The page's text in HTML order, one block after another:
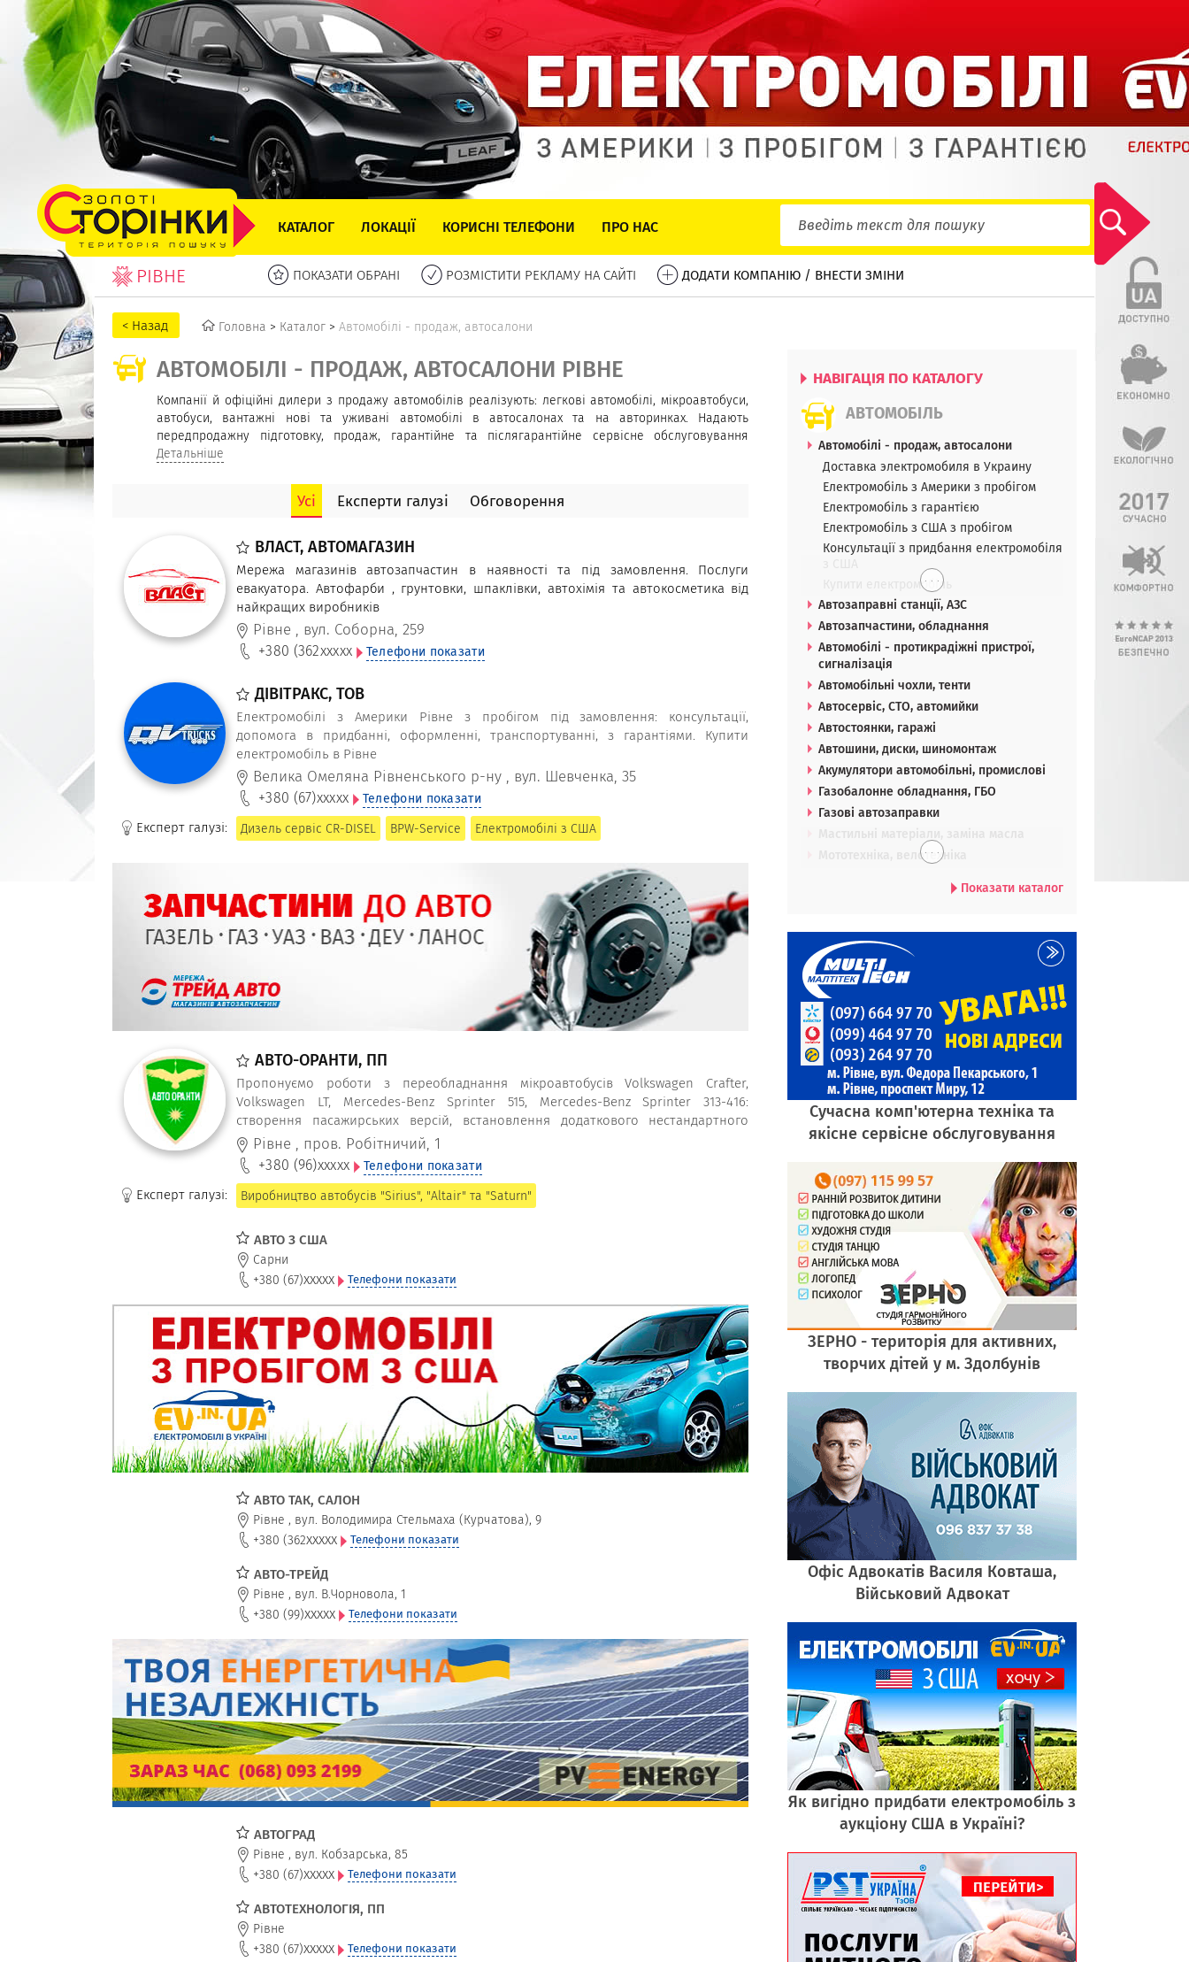
КАТАЛОГ ЛОКАЦІЇ КОРИСНІ ТЕЛЕФОНИ ПРО НАС
РІВНЕ ПОКАЗАТИ ОБРАНІ РОЗМІСТИТИ РЕКЛАМУ НА САЙТІ ДОДАТИ КОМПАНІЮ / ВНЕСТИ ЗМІНИ
Головна > Каталог > Автомобілі - продаж, автосалони
АВТОМОБІЛІ - ПРОДАЖ, АВТОСАЛОНИ РІВНЕ
Компанії й офіційні дилери з продажу автомобілів реалізують: легкові автомобілі, мікроавтобуси,
автобуси, вантажні нові та уживані автомобілі в автосалонах та на авторинках. Надають
передпродажну підготовку, продаж, гарантійне та післягарантійне сервісне обслуговування
легкових, вантажних автомобілів та автомобільних причепів. Швидко та легко купити автомобіль в
за програмою трейд-ін пропонують автосалони Рівного. Електромобілі під замовлення з США,
Канади, а також консультації з придбання електромобілів. Тест-драйв нових та вживаних
Детальніше
Усі Експерти галузі Обговорення
ВЛАСТ, АВТОМАГАЗИН
Мережа магазинів автозапчастин в наявності та під замовлення. Послуги
евакуатора. Автофарби , грунтовки, шпаклівки, автохімія та автокосметика від
найкращих виробників
Рівне , вул. Соборна, 259
+380 (362xxxxx Телефони показати
ДІВІТРАКС, ТОВ
Електромобілі з Америки Рівне з пробігом під замовлення: консультації,
допомога в придбанні, оформленні, транспортуванні, з гарантіями. Купити
електромобіль в Рівне
Велика Омеляна Рівненського р-ну , вул. Шевченка, 35
+380 (67)xxxxx Телефони показати
Експерт галузі: Дизель сервіс CR-DISEL BPW-Service Електромобілі з США
АВТО-ОРАНТИ, ПП
Пропонуємо роботи з переобладнання мікроавтобусів Volkswagen Crafter,
Volkswagen LT, Mercedes-Benz Sprinter 515, Mercedes-Benz Sprinter 313-416:
створення пасажирських версій, встановлення додаткового нестандартного
обладнання
Рівне , пров. Робітничий, 1
+380 (96)xxxxx Телефони показати
Експерт галузі: Виробництво автобусів "Sirius", "Altair" та "Saturn"
АВТО З США
Сарни
+380 (67)xxxxx Телефони показати
АВТО ТАК, САЛОН
Рівне , вул. Володимира Стельмаха (Курчатова), 9
+380 (362xxxxx Телефони показати
АВТО-ТРЕЙД
Рівне , вул. В.Чорновола, 1
+380 (99)xxxxx Телефони показати
АВТОГРАД
Рівне , вул. Кобзарська, 85
+380 (67)xxxxx Телефони показати
АВТОТЕХНОЛОГІЯ, ПП
Рівне
+380 (67)xxxxx Телефони показати
НАВІГАЦІЯ ПО КАТАЛОГУ
АВТОМОБІЛЬ
Автомобілі - продаж, автосалони
Доставка электромобиля в Украину
Електромобіль з Америки з пробігом
Електромобіль з гарантією
Електромобіль з США з пробігом
Консультації з придбання електромобіля
Купити електромобіль
. . .
Автозаправні станції, АЗС
Автозапчастини, обладнання
Автомобілі - протикрадіжні пристрої,
сигналізація
Автомобільні чохли, тенти
Автосервіс, СТО, автомийки
Автостоянки, гаражі
Автошини, диски, шиномонтаж
Акумулятори автомобільні, промислові
Газобалонне обладнання, ГБО
Газові автозаправки
Мототехніка, велотехніка
. . .
Показати каталог
Сучасна комп'ютерна техніка та
якісне сервісне обслуговування
ЗЕРНО - територія для активних,
творчих дітей у м. Здолбунів
Офіс Адвокатів Василя Ковташа,
Військовий Адвокат
Як вигідно придбати електромобіль з
аукціону США в Україні?